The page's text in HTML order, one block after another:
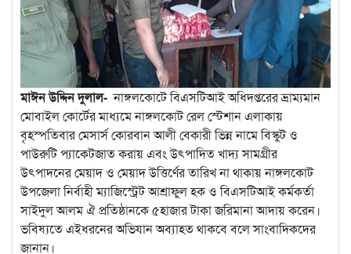
মাঈন উদ্দিন দুলাল- নাঙ্গলকোটে বিএসটিআই অধিদপ্তরের ভ্রাম্যমান
মোবাইল কোর্টের মাধ্যমে নাঙ্গলকোট রেল স্টেশান এলাকায়
বৃহস্পতিবার মেসার্স কোরবান আলী বেকারী ভিন্ন নামে বিস্কুট ও
পাউরুটি প্যাকেটজাত করায় এবং উৎপাদিত খাদ্য সামগ্রীর
উৎপাদনের মেয়াদ ও মেয়াদ উত্তির্ণের তারিখ না থাকায় নাঙ্গলকোট
উপজেলা নির্বাহী ম্যাজিস্ট্রেট আশ্রাফুল হক ও বিএসটিআই কর্মকর্তা
সাইদুল আলম ঐ প্রতিষ্ঠানকে ৫হাজার টাকা জরিমানা আদায় করেন।
ভবিষ্যতে এইধরনের অভিযান অব্যাহত থাকবে বলে সাংবাদিকদের
জানান।